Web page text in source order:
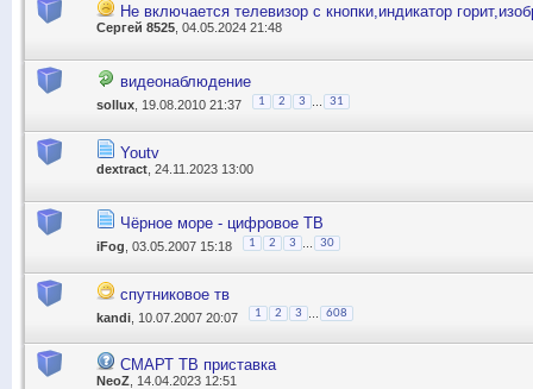
Не включается телевизор с кнопки,индикатор
Сергей 8525 , 04.05.2024 21:48
видеонаблюдение
sollux , 19.08.2010 21:37 1 2 3 31
Youtv
dextract , 24.11.2023 13:00
Чёрное море - цифровое ТВ
iFog , 03.05.2007 15:18 1 2 3 30
спутниковое тв
kandi , 10.07.2007 20:07 1 2 3 608
СМАРТ ТВ приставка
NeoZ , 14.04.2023 12:51